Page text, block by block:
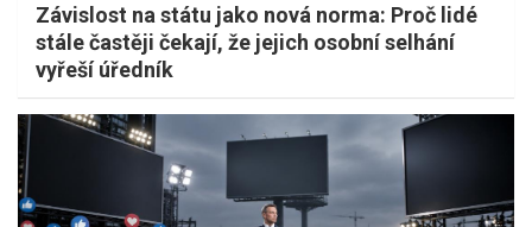
Závislost na státu jako nová norma: Proč lidé
stále častěji čekají, že jejich osobní selhání
vyřeší úředník